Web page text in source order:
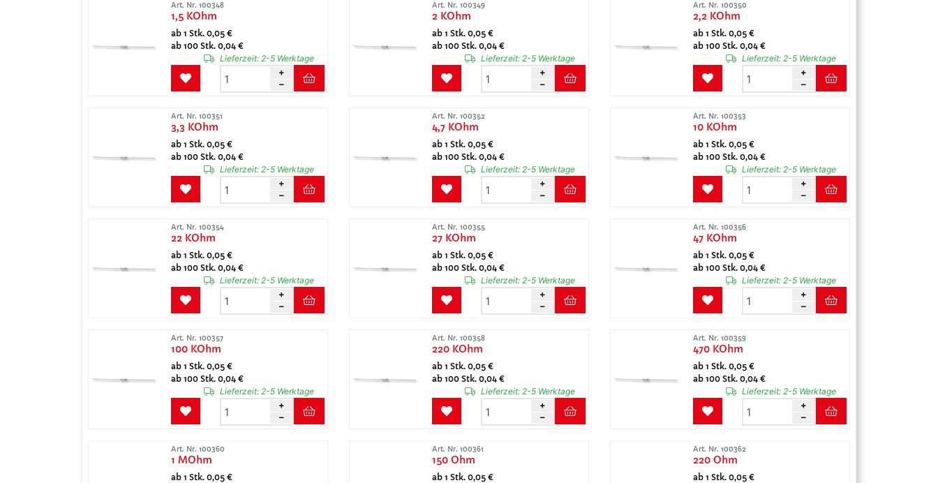
Art. Nr. 100348
1,5 KOhm
ab 1 Stk. 0,05 €
ab 100 Stk. 0,04 €
Lieferzeit: 2-5 Werktage
Art. Nr. 100349
2 KOhm
ab 1 Stk. 0,05 €
ab 100 Stk. 0,04 €
Lieferzeit: 2-5 Werktage
Art. Nr. 100350
2,2 KOhm
ab 1 Stk. 0,05 €
ab 100 Stk. 0,04 €
Lieferzeit: 2-5 Werktage
Art. Nr. 100351
3,3 KOhm
ab 1 Stk. 0,05 €
ab 100 Stk. 0,04 €
Lieferzeit: 2-5 Werktage
Art. Nr. 100352
4,7 KOhm
ab 1 Stk. 0,05 €
ab 100 Stk. 0,04 €
Lieferzeit: 2-5 Werktage
Art. Nr. 100353
10 KOhm
ab 1 Stk. 0,05 €
ab 100 Stk. 0,04 €
Lieferzeit: 2-5 Werktage
Art. Nr. 100354
22 KOhm
ab 1 Stk. 0,05 €
ab 100 Stk. 0,04 €
Lieferzeit: 2-5 Werktage
Art. Nr. 100355
27 KOhm
ab 1 Stk. 0,05 €
ab 100 Stk. 0,04 €
Lieferzeit: 2-5 Werktage
Art. Nr. 100356
47 KOhm
ab 1 Stk. 0,05 €
ab 100 Stk. 0,04 €
Lieferzeit: 2-5 Werktage
Art. Nr. 100357
100 KOhm
ab 1 Stk. 0,05 €
ab 100 Stk. 0,04 €
Lieferzeit: 2-5 Werktage
Art. Nr. 100358
220 KOhm
ab 1 Stk. 0,05 €
ab 100 Stk. 0,04 €
Lieferzeit: 2-5 Werktage
Art. Nr. 100359
470 KOhm
ab 1 Stk. 0,05 €
ab 100 Stk. 0,04 €
Lieferzeit: 2-5 Werktage
Art. Nr. 100360
1 MOhm
ab 1 Stk. 0,05 €
Art. Nr. 100361
150 Ohm
ab 1 Stk. 0,05 €
Art. Nr. 100362
220 Ohm
ab 1 Stk. 0,05 €